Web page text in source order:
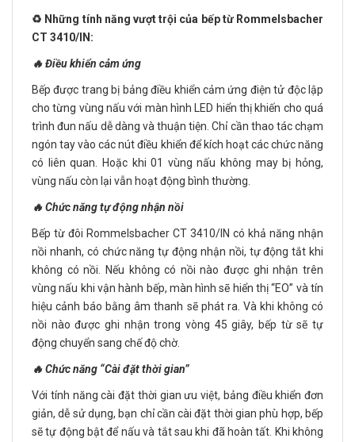
♻️ Những tính năng vượt trội của bếp từ Rommelsbacher
CT 3410/IN:
🔥 Điều khiển cảm ứng
Bếp được trang bị bảng điều khiển cảm ứng điện tử độc lập
cho từng vùng nấu với màn hình LED hiển thị khiến cho quá
trình đun nấu dễ dàng và thuận tiện. Chỉ cần thao tác chạm
ngón tay vào các nút điều khiển để kích hoạt các chức năng
có liên quan. Hoặc khi 01 vùng nấu không may bị hỏng,
vùng nấu còn lại vẫn hoạt động bình thường.
🔥 Chức năng tự động nhận nồi
Bếp từ đôi Rommelsbacher CT 3410/IN có khả năng nhận
nồi nhanh, có chức năng tự động nhận nồi, tự động tắt khi
không có nồi. Nếu không có nồi nào được ghi nhận trên
vùng nấu khi vận hành bếp, màn hình sẽ hiển thị “EO” và tín
hiệu cảnh báo bằng âm thanh sẽ phát ra. Và khi không có
nồi nào được ghi nhận trong vòng 45 giây, bếp từ sẽ tự
động chuyển sang chế độ chờ.
🔥 Chức năng “Cài đặt thời gian”
Với tính năng cài đặt thời gian ưu việt, bảng điều khiển đơn
giản, dễ sử dụng, bạn chỉ cần cài đặt thời gian phù hợp, bếp
sẽ tự động bật để nấu và tắt sau khi đã hoàn tất. Khi không